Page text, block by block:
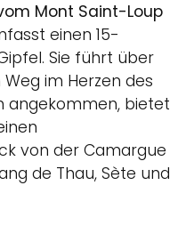
Mont Saint-Loup
einen 15-
Sie führt über
im Herzen des
angekommen, bietet
von der Camargue
de Thau, Sète und